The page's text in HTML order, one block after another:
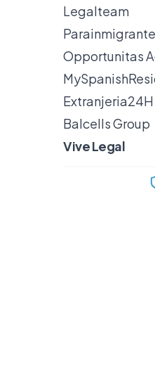
Legalteam
Opportunitas
Extranjeria24H
Balcells Group
Vive Legal